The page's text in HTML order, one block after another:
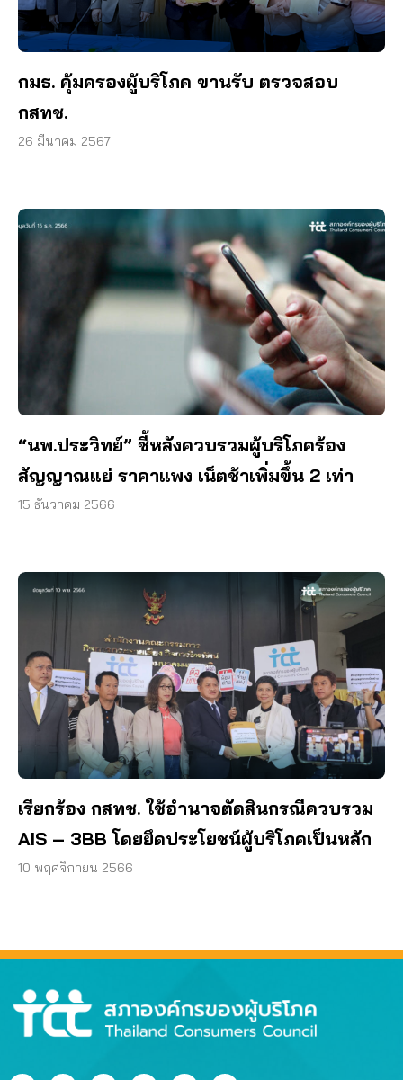
กมธ. คุ้มครองผู้บริโภค ขานรับ ตรวจสอบ
กสทช.
26 มีนาคม 2567
“นพ.ประวิทย์” ชี้หลังควบรวมผู้บริโภคร้อง
สัญญาณแย่ ราคาแพง เน็ตช้าเพิ่มขึ้น 2 เท่า
15 ธันวาคม 2566
เรียกร้อง กสทช. ใช้อำนาจตัดสินกรณีควบรวม
AIS – 3BB โดยยึดประโยชน์ผู้บริโภคเป็นหลัก
10 พฤศจิกายน 2566